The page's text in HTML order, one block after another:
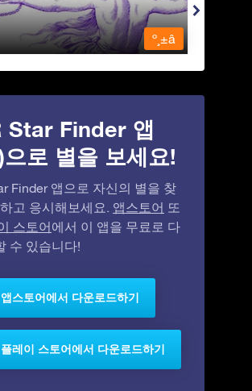
º¸±â
Star Finder 앱
으로 별을 보세요!
Finder 앱으로 자신의 별을 찾
고 응시해보세요. 앱스토어 또
스토어에서 이 앱을 무료로 다
수 있습니다!
앱스토어에서 다운로드하기
플레이 스토어에서 다운로드하기